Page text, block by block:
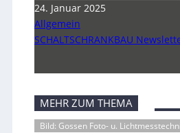
24. Januar 2025
Allgemein
SCHALTSCHRANKBAU
MEHR ZUM THEMA
Bild: Gossen Foto- u.